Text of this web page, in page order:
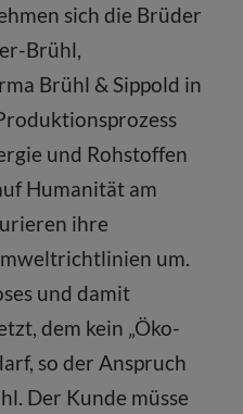
sich die Brüder
Brühl,
Brühl & Sippold in
und Rohstoffen
Humanität am
ihre
um.
und damit
dem kein „Öko-
so der Anspruch
Der Kunde müsse